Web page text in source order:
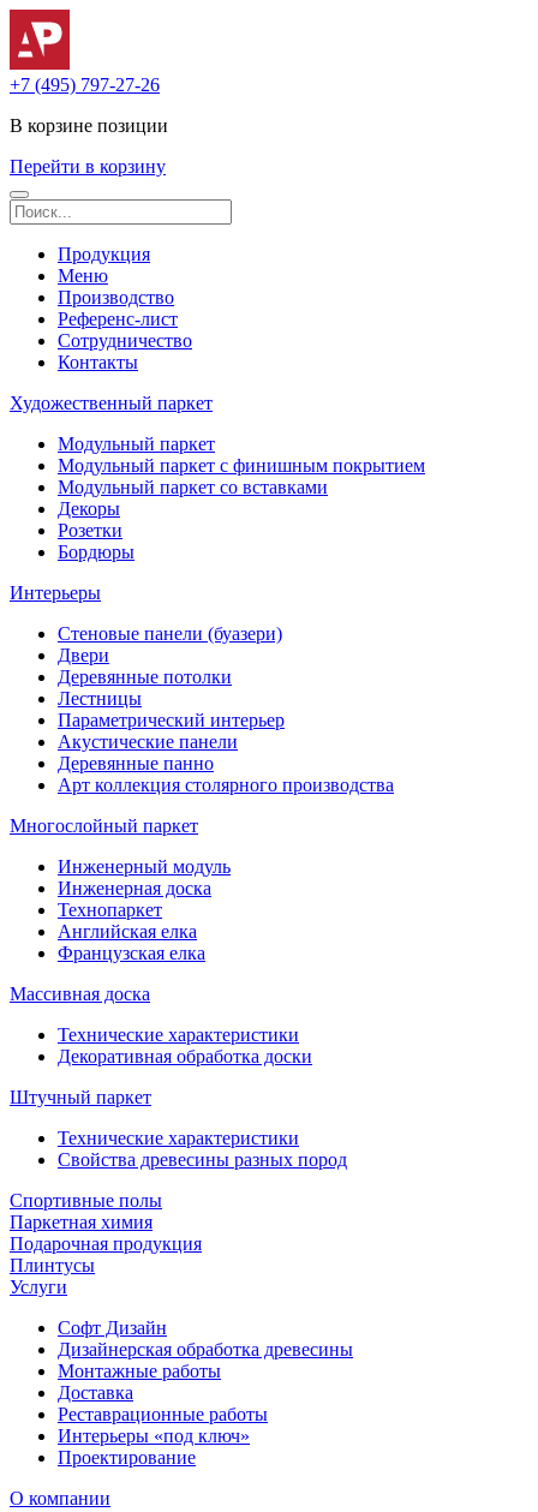
+7 (495) 797-27-26
В корзине позиции
Перейти в корзину
Продукция
Меню
Производство
Референс-лист
Сотрудничество
Контакты
Художественный паркет
Модульный паркет
Модульный паркет с финишным покрытием
Модульный паркет со вставками
Декоры
Розетки
Бордюры
Интерьеры
Стеновые панели (буазери)
Двери
Деревянные потолки
Лестницы
Параметрический интерьер
Акустические панели
Деревянные панно
Арт коллекция столярного производства
Многослойный паркет
Инженерный модуль
Инженерная доска
Технопаркет
Английская елка
Французская елка
Массивная доска
Технические характеристики
Декоративная обработка доски
Штучный паркет
Технические характеристики
Свойства древесины разных пород
Спортивные полы
Паркетная химия
Подарочная продукция
Плинтусы
Услуги
Софт Дизайн
Дизайнерская обработка древесины
Монтажные работы
Доставка
Реставрационные работы
Интерьеры «под ключ»
Проектирование
О компании